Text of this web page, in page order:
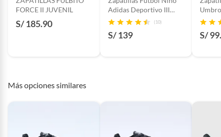
FORCE II JUVENIL
S/ 185.90
Adidas Deportivo III
Indoor
(10)
S/ 139 S/
Más opciones similares